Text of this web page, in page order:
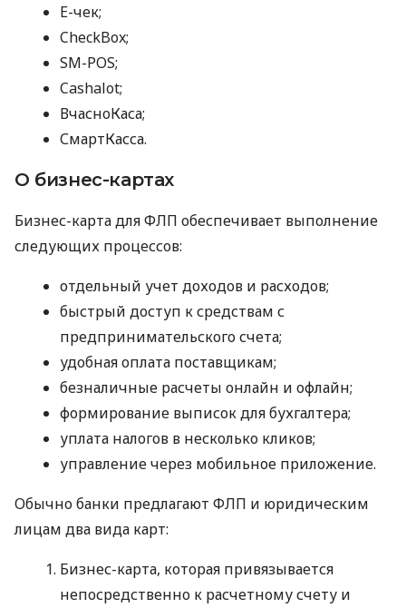
E-чек;
CheckBox;
SM-POS;
Cashalot;
ВчасноКаса;
СмартКасса.
О бизнес-картах
Бизнес-карта для ФЛП обеспечивает выполнение
следующих процессов:
отдельный учет доходов и расходов;
быстрый доступ к средствам с
предпринимательского счета;
удобная оплата поставщикам;
безналичные расчеты онлайн и офлайн;
формирование выписок для бухгалтера;
уплата налогов в несколько кликов;
управление через мобильное приложение.
Обычно банки предлагают ФЛП и юридическим
лицам два вида карт:
Бизнес-карта, которая привязывается
непосредственно к расчетному счету и